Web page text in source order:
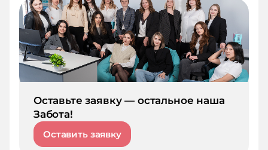
Оставьте заявку — остальное наша
Забота!
Оставить заявку